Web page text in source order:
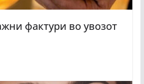
фактури во увозот